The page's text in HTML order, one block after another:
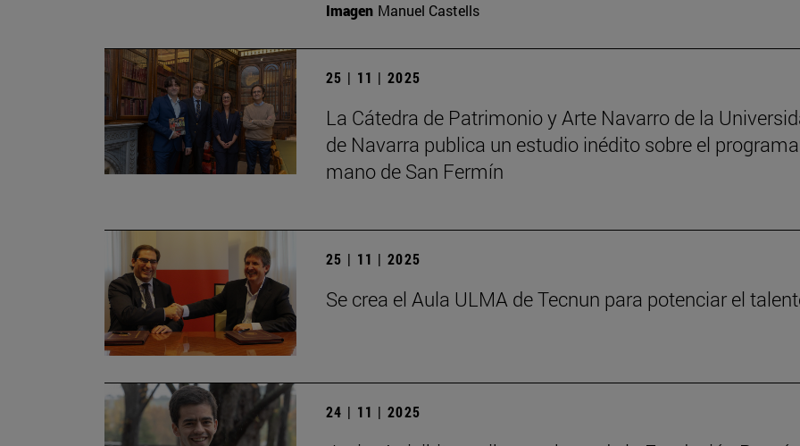
Imagen Manuel Castells
25 | 11 | 2025
La Cátedra de Patrimonio y Arte Navarro de la
de Navarra publica un estudio inédito sobre el
mano de San Fermín
25 | 11 | 2025
Se crea el Aula ULMA de Tecnun para potenciar el
24 | 11 | 2025